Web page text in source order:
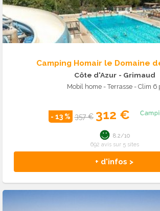
Camping Homair le Domaine
Côte d'Azur - Grimaud
Mobil home - Terrasse - Clim 6
- 13 % 357 € 312 €
+ d'infos >
8.2/10
692 avis sur 5 sites